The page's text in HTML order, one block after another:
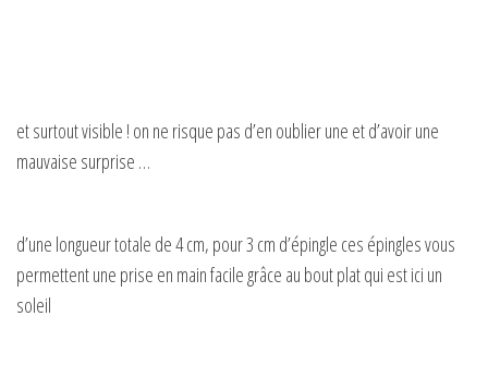
et surtout visible ! on ne risque pas d’en oublier une et d’avoir une
mauvaise surprise …
d’une longueur totale de 4 cm, pour 3 cm d’épingle ces épingles vous
permettent une prise en main facile grâce au bout plat qui est ici un
soleil